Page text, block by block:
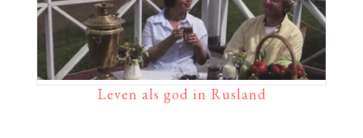
Leven als god in Rusland